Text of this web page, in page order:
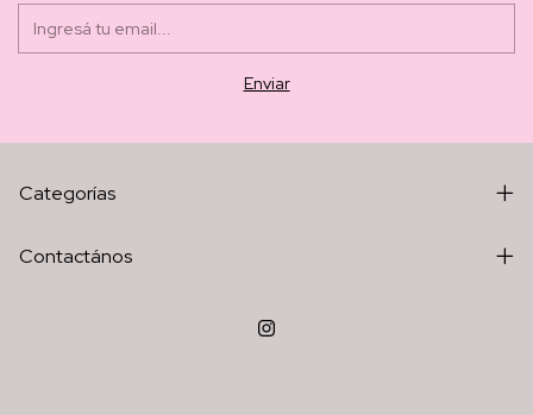
Categorías
Contactános